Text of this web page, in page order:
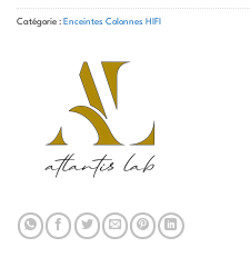
Catégorie : Enceintes Colonnes HIFI